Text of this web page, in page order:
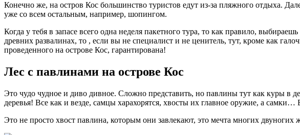
Конечно же, на остров Кос большинство туристов едут из-за пляжного отдыха.
уже со всем остальным, например, шопингом.
Когда у тебя в запасе всего одна неделя пакетного тура, то как правило,
древних развалинах, то , если вы не специалист и не ценитель, тут, кроме как
проведенного на острове Кос, гарантирована!
Лес с павлинами на острове Кос
Это чудо чудное и диво дивное. Сложно представить, но павлины тут как куры в
деревья! Все как и везде, самцы харахорятся, хвосты их главное оружие, а
Это не просто хвост павлина, которым они завлекают, это мечта многих